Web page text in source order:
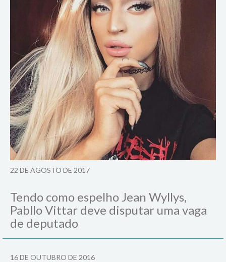
22 DE AGOSTO DE 2017
Tendo como espelho Jean Wyllys,
Pabllo Vittar deve disputar uma vaga
de deputado
16 DE OUTUBRO DE 2016